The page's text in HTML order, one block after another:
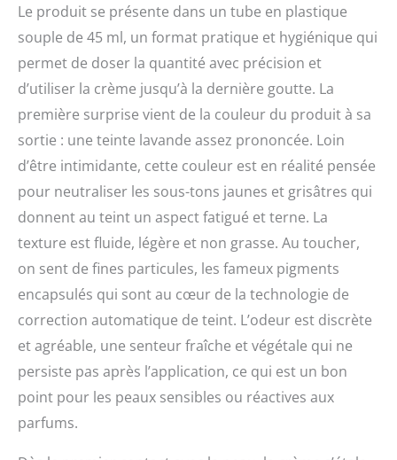
apportent un fini
lumineux ; les pigments
encapsulés unifient le
teint et floutent les
imperfections pour un
rendu lisse Tenue longue
durée : texture légère qui
ne marque pas les
carnation ; résiste aux
frottements et à
l'humidité toute la
journée ; fini invisible
sans effet masque ni
transfert sur les
vêtements Astuce beauté
: s'utilise en soin de jour
ou en base avant le fond
de teint ; appliquer en
couche fine sur le visage
en évitant les yeux ; les
pigments violets éclatent
sur mesure Engagement
Le produit se présente dans un tube en plastique
souple de 45 ml, un format pratique et hygiénique qui
permet de doser la quantité avec précision et
d’utiliser la crème jusqu’à la dernière goutte. La
première surprise vient de la couleur du produit à sa
sortie : une teinte lavande assez prononcée. Loin
d’être intimidante, cette couleur est en réalité pensée
pour neutraliser les sous-tons jaunes et grisâtres qui
donnent au teint un aspect fatigué et terne. La
texture est fluide, légère et non grasse. Au toucher,
on sent de fines particules, les fameux pigments
encapsulés qui sont au cœur de la technologie de
correction automatique de teint. L’odeur est discrète
et agréable, une senteur fraîche et végétale qui ne
persiste pas après l’application, ce qui est un bon
point pour les peaux sensibles ou réactives aux
parfums.